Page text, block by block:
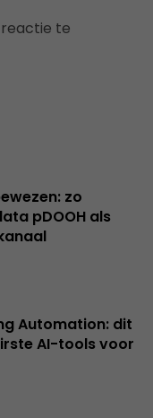
te
zo
pDOOH als
Automation: dit
AI-tools voor